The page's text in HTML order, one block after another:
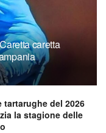
caretta
del 2026
la stagione delle